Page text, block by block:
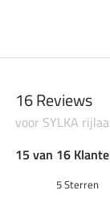
16 Reviews
voor SYLKA
15 van 16
5 Sterren